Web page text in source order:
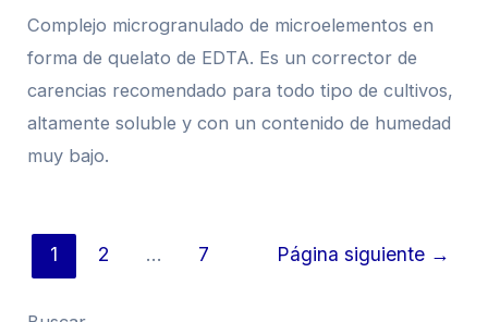
Complejo microgranulado de microelementos en
forma de quelato de EDTA. Es un corrector de
carencias recomendado para todo tipo de cultivos,
altamente soluble y con un contenido de humedad
muy bajo.
1 2 … 7 Página siguiente →